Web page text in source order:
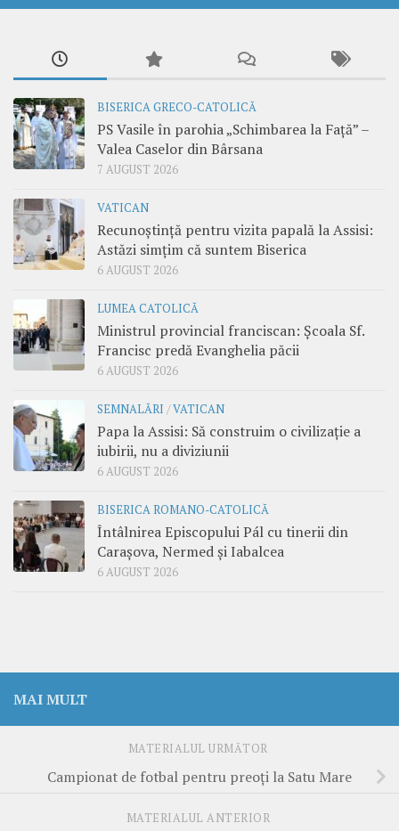
BISERICA GRECO-CATOLICĂ
PS Vasile în parohia „Schimbarea la Față” –
Valea Caselor din Bârsana
7 AUGUST 2026
VATICAN
Recunoștință pentru vizita papală la Assisi:
Astăzi simțim că suntem Biserica
6 AUGUST 2026
LUMEA CATOLICĂ
Ministrul provincial franciscan: Școala Sf.
Francisc predă Evanghelia păcii
6 AUGUST 2026
SEMNALĂRI /VATICAN
Papa la Assisi: Să construim o civilizație a
iubirii, nu a diviziunii
6 AUGUST 2026
BISERICA ROMANO-CATOLICĂ
Întâlnirea Episcopului Pál cu tinerii din
Carașova, Nermed și Iabalcea
6 AUGUST 2026
MAI MULT
MATERIALUL URMĂTOR
Campionat de fotbal pentru preoți la Satu Mare
MATERIALUL ANTERIOR